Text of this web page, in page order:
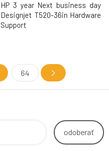
HP 3 year Next business day
Designjet T520-36in Hardware
Support
64
odoberať